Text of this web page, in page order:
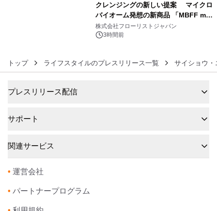
クレンジングの新しい提案 マイクロ
バイオーム発想の新商品 「MBFF mb
クレンジングPRO」を2026年8月6日
発売
株式会社フローリストジャパン
3時間前
トップ ライフスタイルのプレスリリース一覧 サイショウ
プレスリリース配信
サポート
関連サービス
• 運営会社
• パートナープログラム